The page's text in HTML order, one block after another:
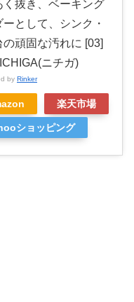
く抜き、ベーキング
として、シンク・
の頑固な汚れに [03]
ニチガ)
by Rinker
楽天市場
ショッピング